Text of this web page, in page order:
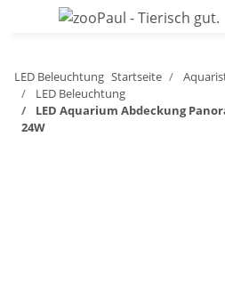
LED Beleuchtung Startseite
LED Beleuchtung
LED Aquarium Abdeckung
24W